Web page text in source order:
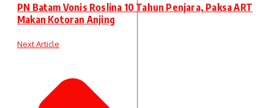
PN Batam Vonis Roslina 10 Tahun Penjara, Paksa ART
Makan Kotoran Anjing
Next Article